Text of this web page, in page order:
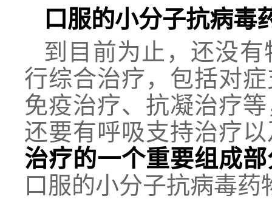
口服的小分子抗病毒
到目前为止，还没
行综合治疗，包括对
免疫治疗、抗凝治疗
还要有呼吸支持治疗
治疗的一个重要组成
口服的小分子抗病毒药